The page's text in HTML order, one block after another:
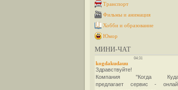
Транспорт
Фильмы и анимация
Хобби и образование
Юмор
МИНИ-ЧАТ